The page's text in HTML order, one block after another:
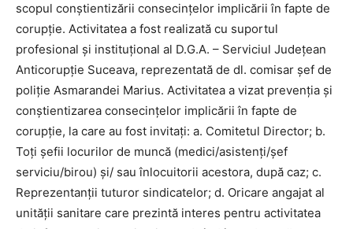
scopul conștientizării consecințelor implicării în fapte de
corupție. Activitatea a fost realizată cu suportul
profesional și instituțional al D.G.A. – Serviciul Județean
Anticorupție Suceava, reprezentată de dl. comisar șef de
poliție Asmarandei Marius. Activitatea a vizat prevenția și
conștientizarea consecințelor implicării în fapte de
corupție, la care au fost invitați: a. Comitetul Director; b.
Toți șefii locurilor de muncă (medici/asistenți/șef
serviciu/birou) și/ sau înlocuitorii acestora, după caz; c.
Reprezentanții tuturor sindicatelor; d. Oricare angajat al
unității sanitare care prezintă interes pentru activitatea